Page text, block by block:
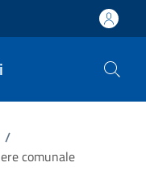
/
comunale